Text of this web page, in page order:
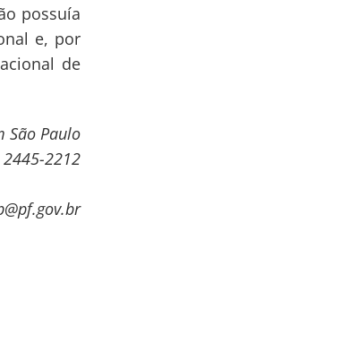
possuía
e, por
de
São Paulo
2445-2212